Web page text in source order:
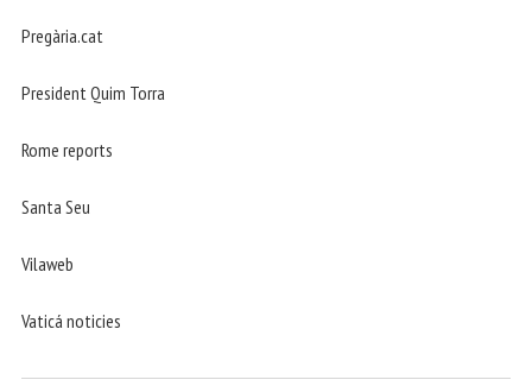
Pregària.cat
President Quim Torra
Rome reports
Santa Seu
Vilaweb
Vaticá noticies